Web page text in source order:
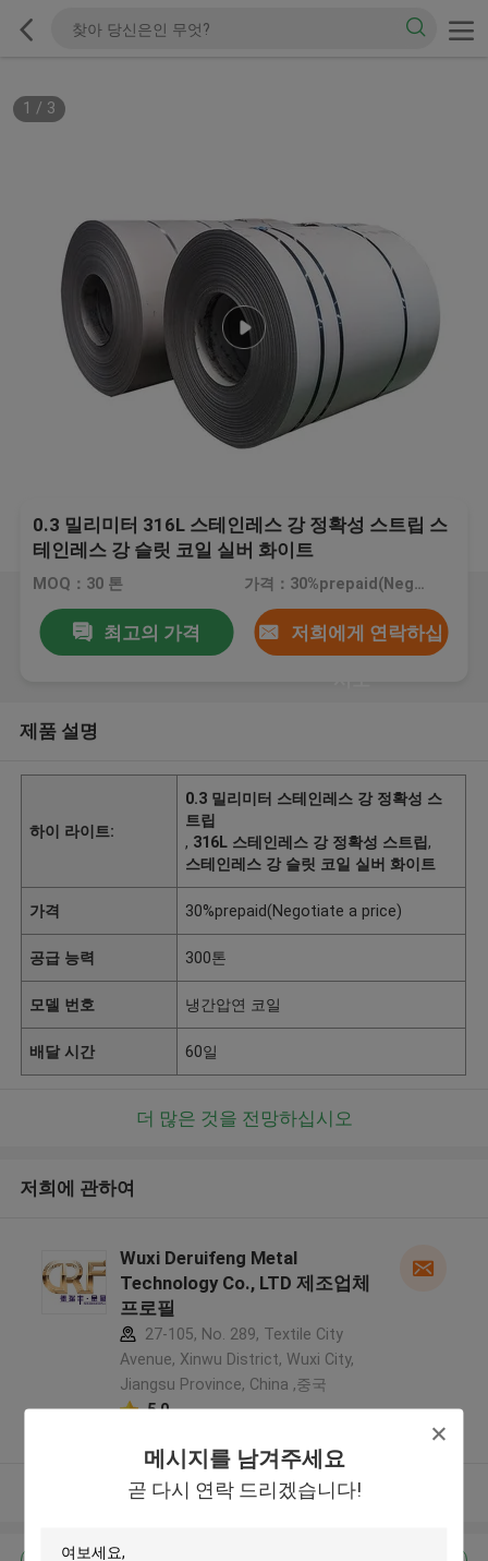
메시지를 남겨주세요
곧 다시 연락 드리겠습니다!
1 / 3
0.3 밀리미터 316L 스테인레스 강 정확성 스트립 스
테인레스 강 슬릿 코일 실버 화이트
MOQ：30 톤 가격：30%prepaid(Negotiate a price)
최고의 가격 저희에게 연락하십
제품 설명
하이 라이트:
0.3 밀리미터 스테인레스 강 정확성 스
트립
, 316L 스테인레스 강 정확성 스트립,
스테인레스 강 슬릿 코일 실버 화이트
가격 30%prepaid(Negotiate a price)
공급 능력 300톤
모델 번호 냉간압연 코일
배달 시간 60일
더 많은 것을 전망하십시오
저희에 관하여
Wuxi Deruifeng Metal
Technology Co., LTD 제조업체
프로필
27-105, No. 289, Textile City
Avenue, Xinwu District, Wuxi City,
Jiangsu Province, China ,중국
5.0
더 많은 것을 전망하십시오